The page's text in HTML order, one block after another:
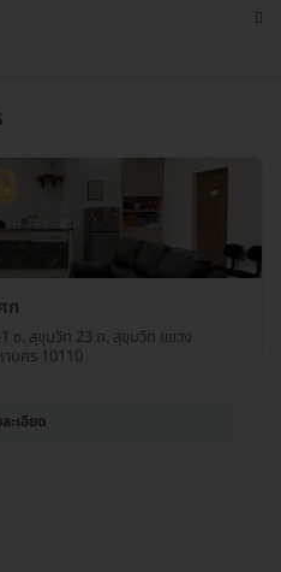
ก
ซ. สุขุมวิท 23 ถ. สุขุมวิท แขวง
นคร 10110
ะเอียด